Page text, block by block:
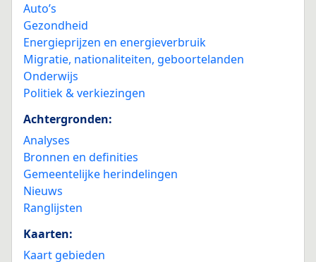
Auto’s
Gezondheid
Energieprijzen en energieverbruik
Migratie, nationaliteiten, geboortelanden
Onderwijs
Politiek & verkiezingen
Achtergronden:
Analyses
Bronnen en definities
Gemeentelijke herindelingen
Nieuws
Ranglijsten
Kaarten:
Kaart gebieden